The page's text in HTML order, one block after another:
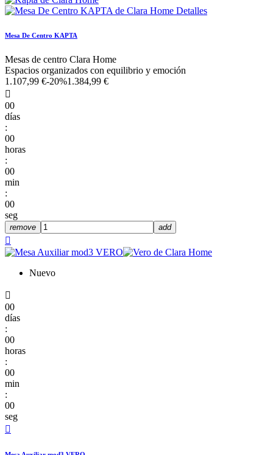
Mesa De Centro KAPTA
Mesas de centro Clara Home
Espacios organizados con equilibrio y emoción
1.107,99 €-20%1.384,99 €

00
días
:
00
horas
:
00
min
:
00
seg
remove add

Nuevo

00
días
:
00
horas
:
00
min
:
00
seg
